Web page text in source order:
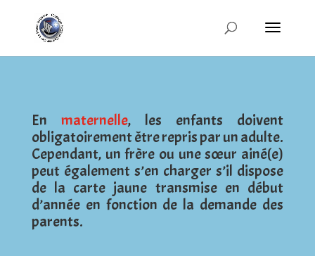
En maternelle, les enfants doivent
obligatoirement être repris par un adulte.
Cependant, un frère ou une sœur ainé(e)
peut également s’en charger s’il dispose
de la carte jaune transmise en début
d’année en fonction de la demande des
parents.